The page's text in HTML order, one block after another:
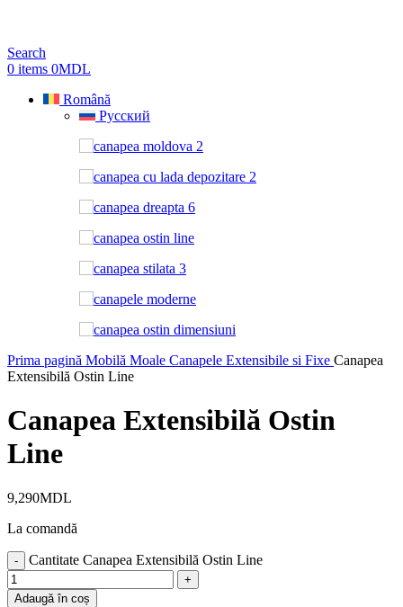
Search
0 items 0MDL
Română
Русский
Prima pagină Mobilă Moale Canapele Extensibile si Fixe Canapea
Extensibilă Ostin Line
Canapea Extensibilă Ostin
Line
9,290MDL
La comandă
Cantitate Canapea Extensibilă Ostin Line
Adaugă în coș